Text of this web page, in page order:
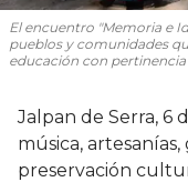
El encuentro "Memoria e
pueblos y comunidades
educación con
Jalpan de Serra, 6
música,
preservación